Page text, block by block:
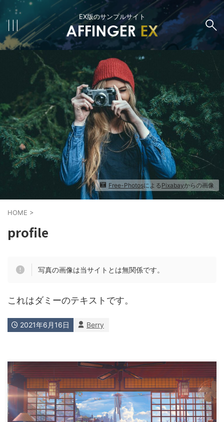
EX版のサンプルサイト
EX限定
NEWS
レシピ
生活
Free-PhotosによるPixabayからの画像
HOME >
profile
写真の画像は当サイトとは無関係です。
これはダミーのテキストです。
2021年6月16日 Berry